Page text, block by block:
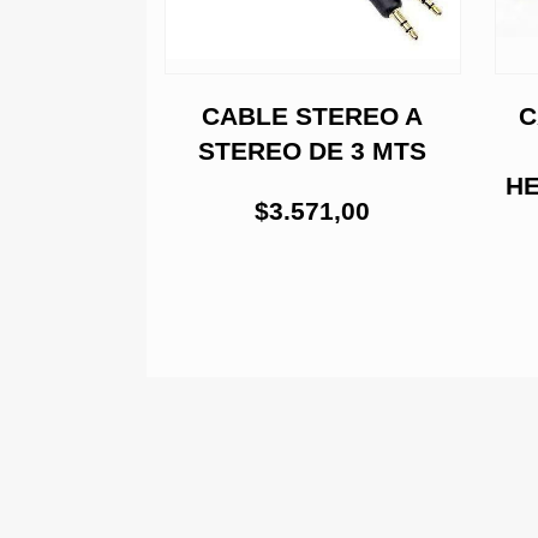
CABLE STEREO A
STEREO DE 3 MTS
$3.571,00